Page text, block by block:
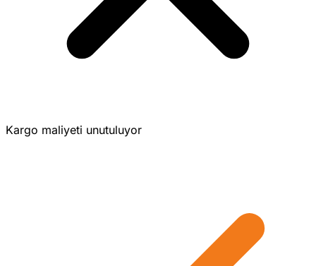
Kargo maliyeti unutuluyor